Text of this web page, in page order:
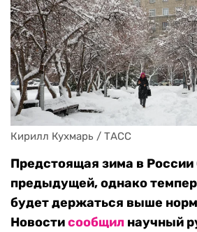
Кирилл Кухмарь / ТАСС
Предстоящая зима в России
предыдущей, однако
будет держаться выше
Новостисообщил научный